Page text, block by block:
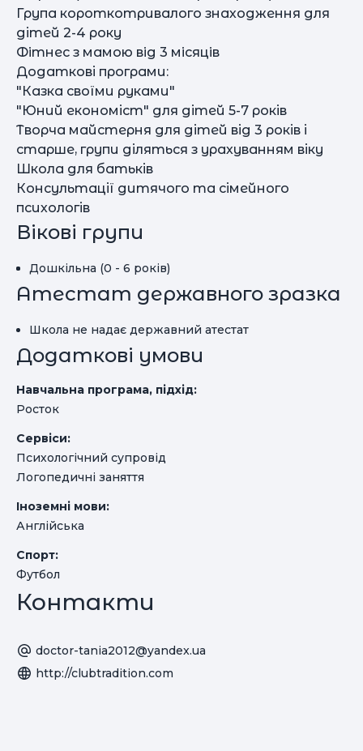
Група короткотривалого знаходження для
дітей 2-4 року
Фiтнес з мамою вiд 3 мiсяцiв
Додаткові програми:
"Казка своїми руками"
"Юний економіст" для дітей 5-7 років
Творча майстерня для дітей від 3 років і
старше, групи діляться з урахуванням віку
Школа для батьків
Консультації дитячого та сімейного
психологів
Вікові групи
Дошкільна (0 - 6 років)
Атестат державного зразка
Школа не надає державний атестат
Додаткові умови
Навчальна програма, підхід:
Росток
Сервіси:
Психологічний супровід
Логопедичні заняття
Іноземні мови:
Англійська
Спорт:
Футбол
Контакти
doctor-tania2012@yandex.ua
http://clubtradition.com